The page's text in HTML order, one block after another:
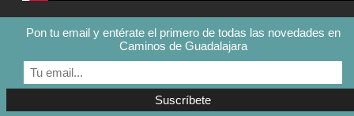
Pon tu email y entérate el primero de todas las novedades en
Caminos de Guadalajara